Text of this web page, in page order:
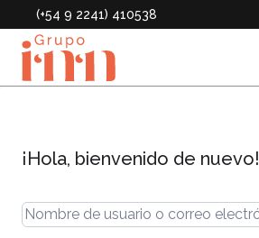
(+54 9 2241) 410538
¡Hola, bienvenido de nuevo!